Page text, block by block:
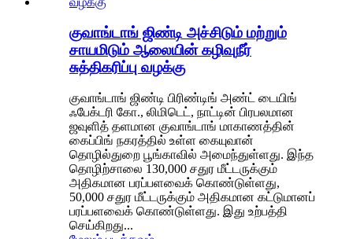
குவாங்டாங் ஜிண்டி அச்சிடும் மற்றும்
சாயமிடும் ஆலையின் கழிவுநீர்
சுத்திகரிப்பு வழக்கு
குவாங்டாங் ஜிண்டி பிரிண்டிங் அண்ட் டையிங்
ஃபேக்டரி கோ., லிமிடெட், நாட்டின் பிரபலமான
ஜவுளித் தளமான குவாங்டாங் மாகாணத்தின்
கைப்பிங் நகரத்தில் உள்ள கையுவான்
தொழில்துறை பூங்காவில் அமைந்துள்ளது. இந்த
தொழிற்சாலை 130,000 சதுர மீட்டருக்கும்
அதிகமான பரப்பளவைக் கொண்டுள்ளது,
50,000 சதுர மீட்டருக்கும் அதிகமான கட்டுமானப்
பரப்பளவைக் கொண்டுள்ளது. இது உற்பத்தி
செய்கிறது...